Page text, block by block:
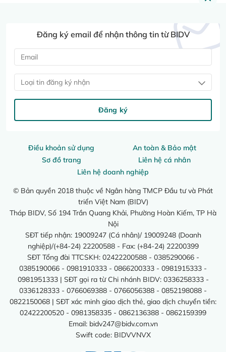
Điều khoản sử dụng
An toàn & Bảo mật
Sơ đồ trang
Liên hệ cá nhân
Liên hệ doanh nghiệp
© Bản quyền 2018 thuộc về Ngân hàng TMCP Đầu tư và Phát
triển Việt Nam (BIDV)
Tháp BIDV, Số 194 Trần Quang Khải, Phường Hoàn Kiếm, TP Hà
Nội
SĐT tiếp nhận: 19009247 (Cá nhân)/ 19009248 (Doanh
nghiệp)/(+84-24) 22200588 - Fax: (+84-24) 22200399
SĐT Tổng đài TTCSKH: 02422200588 - 0385290066 -
0385190066 - 0981910333 - 0866200333 - 0981915333 -
0981951333 | SĐT gọi ra từ Chi nhánh BIDV: 0336258333 -
0336128333 - 0766069388 - 0766056388 - 0852198088 -
0822150068 | SĐT xác minh giao dịch thẻ, giao dịch chuyển tiền:
02422200520 - 0981358335 - 0862136388 - 0862159399
Email: bidv247@bidv.com.vn
Swift code: BIDVVNVX
Đăng ký email để nhận thông tin từ BIDV
Loại tin đăng ký nhận
Đăng ký